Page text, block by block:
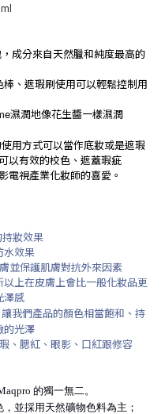
成分來自天然臘和純度最高的
、遮瑕刷使用可以輕鬆控制用
濕潤地像花生醬一樣濕潤
用方式可以當作底妝或是遮瑕
以有效的校色、遮蓋瑕疵
電視產業化妝師的喜愛。
妝效果
水效果
並保護肌膚對抗外來因素
上在皮膚上會比一般化妝品更
澤感
我們產品的顏色相當飽和、持
的光澤
、腮紅、眼影、口紅跟修容
的獨一無二。
並採用天然礦物色料為主；